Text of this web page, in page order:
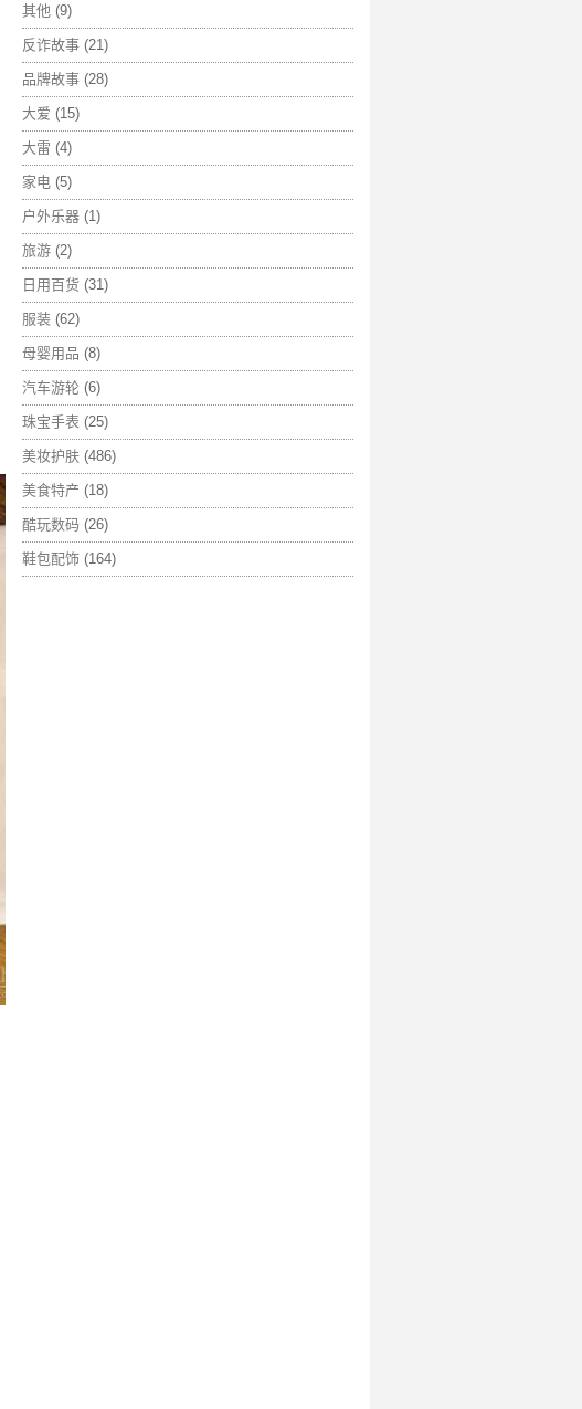
其他 (9)
反诈故事 (21)
品牌故事 (28)
大爱 (15)
大雷 (4)
家电 (5)
户外乐器 (1)
旅游 (2)
日用百货 (31)
服装 (62)
母婴用品 (8)
汽车游轮 (6)
珠宝手表 (25)
美妆护肤 (486)
美食特产 (18)
酷玩数码 (26)
鞋包配饰 (164)